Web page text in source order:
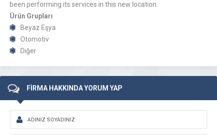
been performing its services in this new location.
Ürün Grupları
Beyaz Eşya
Otomotiv
Diğer
FİRMA HAKKINDA YORUM YAP